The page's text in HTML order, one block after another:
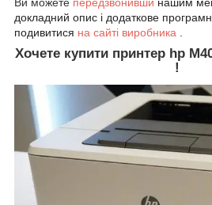
Ви можете передзвонивши нашим
докладний опис і додаткове
подивитися на сайті виробника .
Хочете купити принтер hp
!